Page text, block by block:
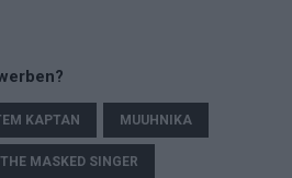
KAPTAN MUUHNIKA
THE MASKED SINGER